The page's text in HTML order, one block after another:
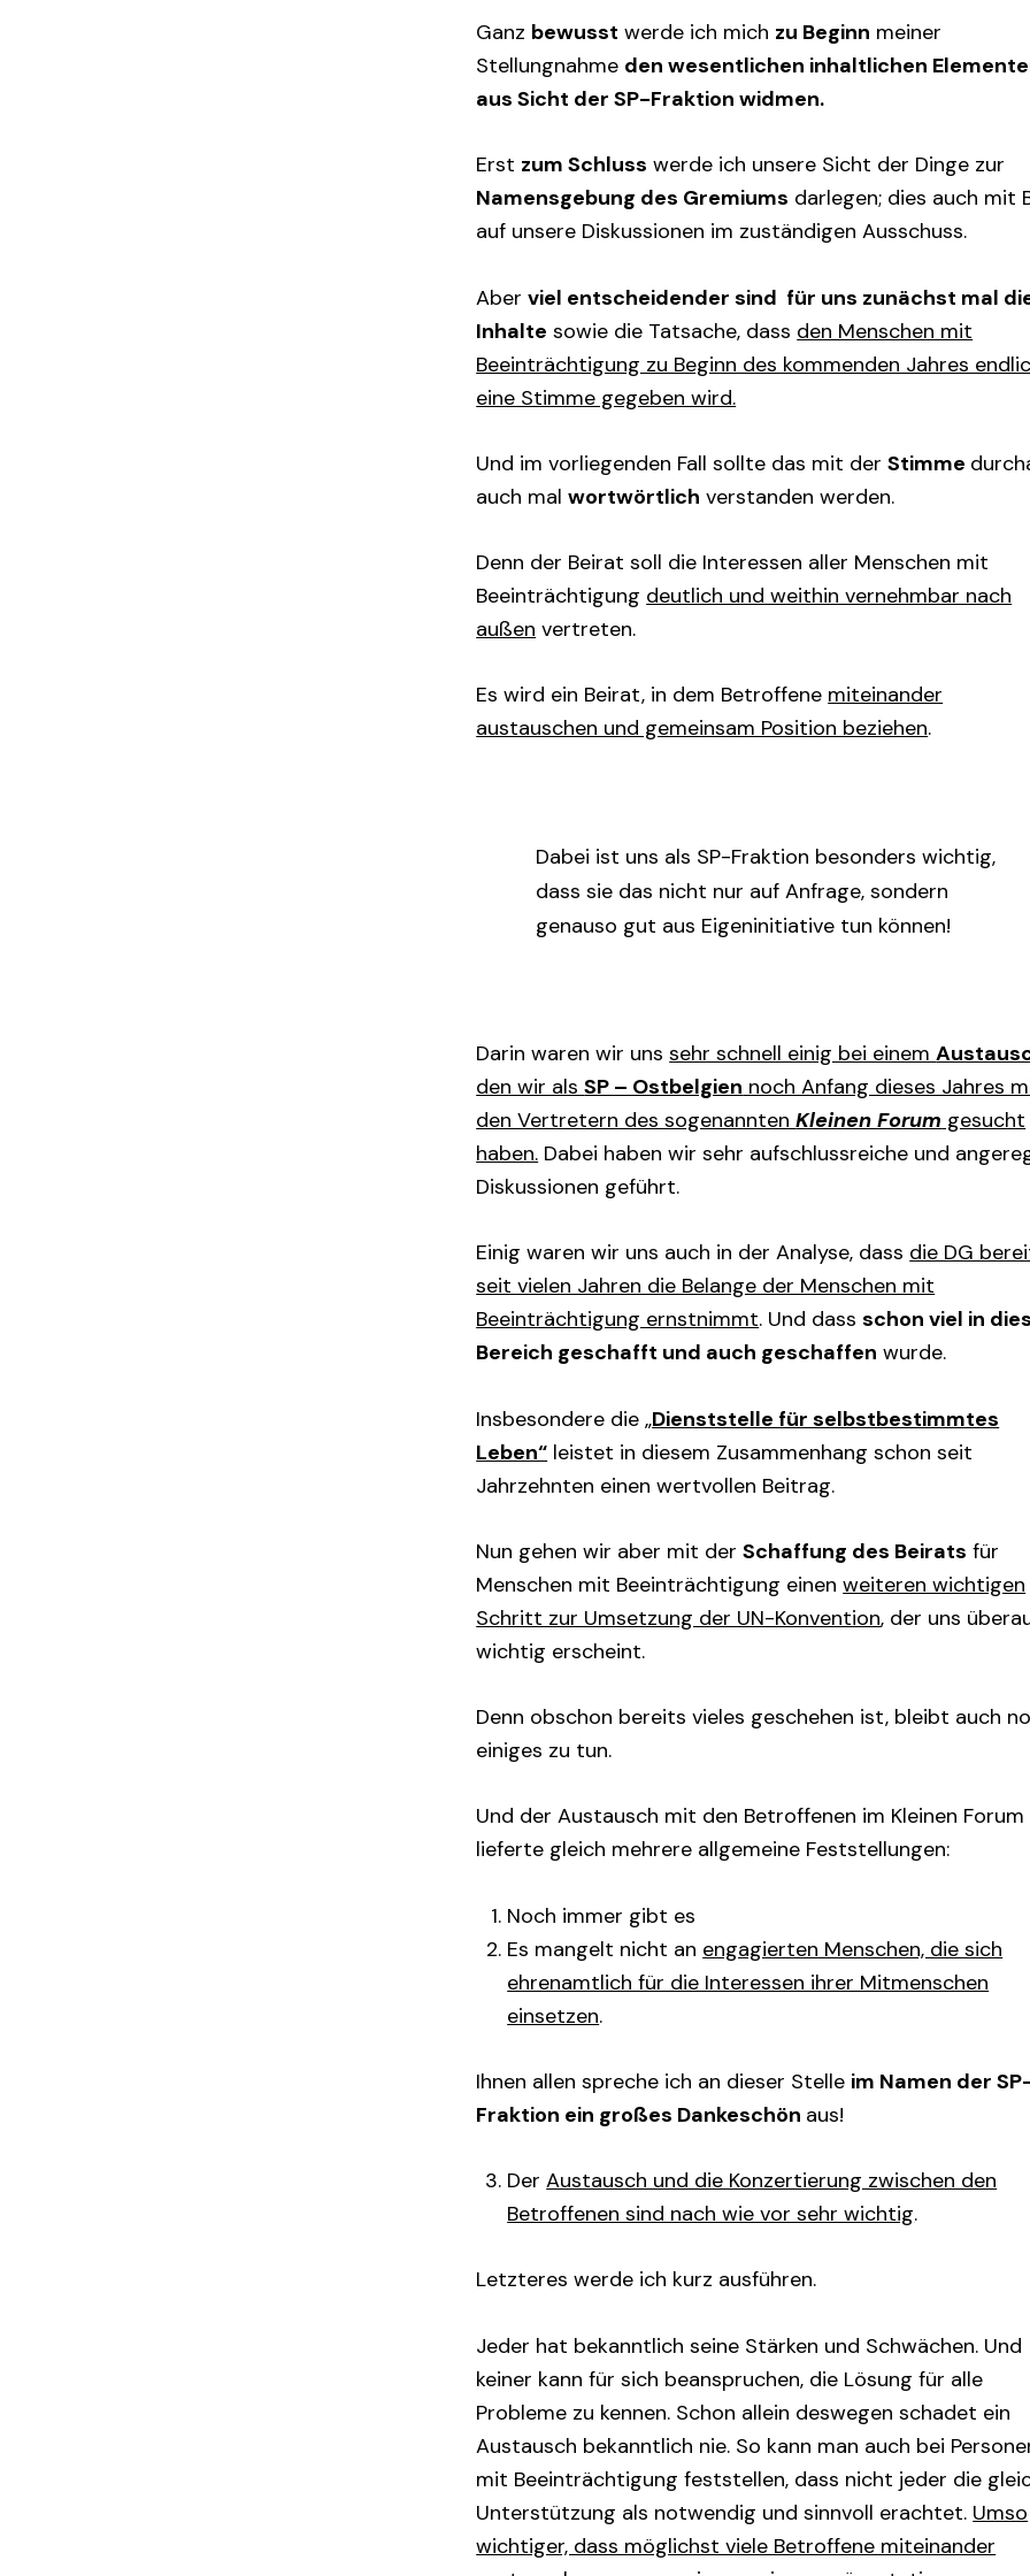
Ganz bewusst werde ich mich zu Beginn meiner
Stellungnahme den wesentlichen inhaltlichen
aus Sicht der SP-Fraktion widmen.
Erst zum Schluss werde ich unsere Sicht der Dinge zur
Namensgebung des Gremiums darlegen; dies auch mit
auf unsere Diskussionen im zuständigen Ausschuss.
Aberviel entscheidender sind für uns zunächst mal
Inhalte sowie die Tatsache, dass den Menschen mit
Beeinträchtigung zu Beginn des kommenden Jahres
eine Stimme gegeben wird.
Und im vorliegenden Fall sollte das mit derStimme
auch malwortwörtlich verstanden werden.
Denn der Beirat soll die Interessen aller Menschen mit
Beeinträchtigung deutlich und weithin vernehmbar nach
außen vertreten.
Es wird ein Beirat, in dem Betroffene miteinander
austauschen und gemeinsam Position beziehen.
Dabei ist uns als SP-Fraktion besonders wichtig,
dass sie das nicht nur auf Anfrage, sondern
genauso gut aus Eigeninitiative tun können!
Darin waren wir unssehr schnell einig bei einem
den wir alsSP – Ostbelgien noch Anfang dieses Jahres
den Vertretern des sogenanntenKleinen Forum gesucht
haben. Dabei haben wir sehr aufschlussreiche und
Diskussionen geführt.
Einig waren wir uns auch in der Analyse, dass die DG
seit vielen Jahren die Belange der Menschen mit
Beeinträchtigung ernstnimmt. Und dassschon viel in
Bereich geschafft und auch geschaffen wurde.
Insbesondere die „Dienststelle für selbstbestimmtes
Leben“ leistet in diesem Zusammenhang schon seit
Jahrzehnten einen wertvollen Beitrag.
Nun gehen wir aber mit derSchaffung des Beirats für
Menschen mit Beeinträchtigung einenweiteren wichtigen
Schritt zur Umsetzung der UN-Konvention, der uns
wichtig erscheint.
Denn obschon bereits vieles geschehen ist, bleibt auch
einiges zu tun.
Und der Austausch mit den Betroffenen im Kleinen Forum
lieferte gleich mehrere allgemeine Feststellungen:
Noch immer gibt es
Es mangelt nicht an engagierten Menschen, die sich
ehrenamtlich für die Interessen ihrer Mitmenschen
einsetzen.
Ihnen allen spreche ich an dieser Stelle im Namen der
Fraktion ein großes Dankeschön aus!
DerAustausch und die Konzertierung zwischen den
Betroffenen sind nach wie vor sehr wichtig.
Letzteres werde ich kurz ausführen.
Jeder hat bekanntlich seine Stärken und Schwächen. Und
keiner kann für sich beanspruchen, die Lösung für alle
Probleme zu kennen. Schon allein deswegen schadet ein
Austausch bekanntlich nie. So kann man auch bei
mit Beeinträchtigung feststellen, dass nicht jeder die
Unterstützung als notwendig und sinnvoll erachtet. Umso
wichtiger, dass möglichst viele Betroffene miteinander